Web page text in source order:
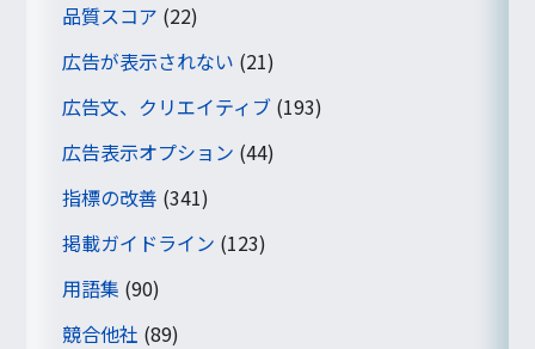
品質スコア (22)
広告が表示されない (21)
広告文、クリエイティブ (193)
広告表示オプション (44)
指標の改善 (341)
掲載ガイドライン (123)
用語集 (90)
競合他社 (89)